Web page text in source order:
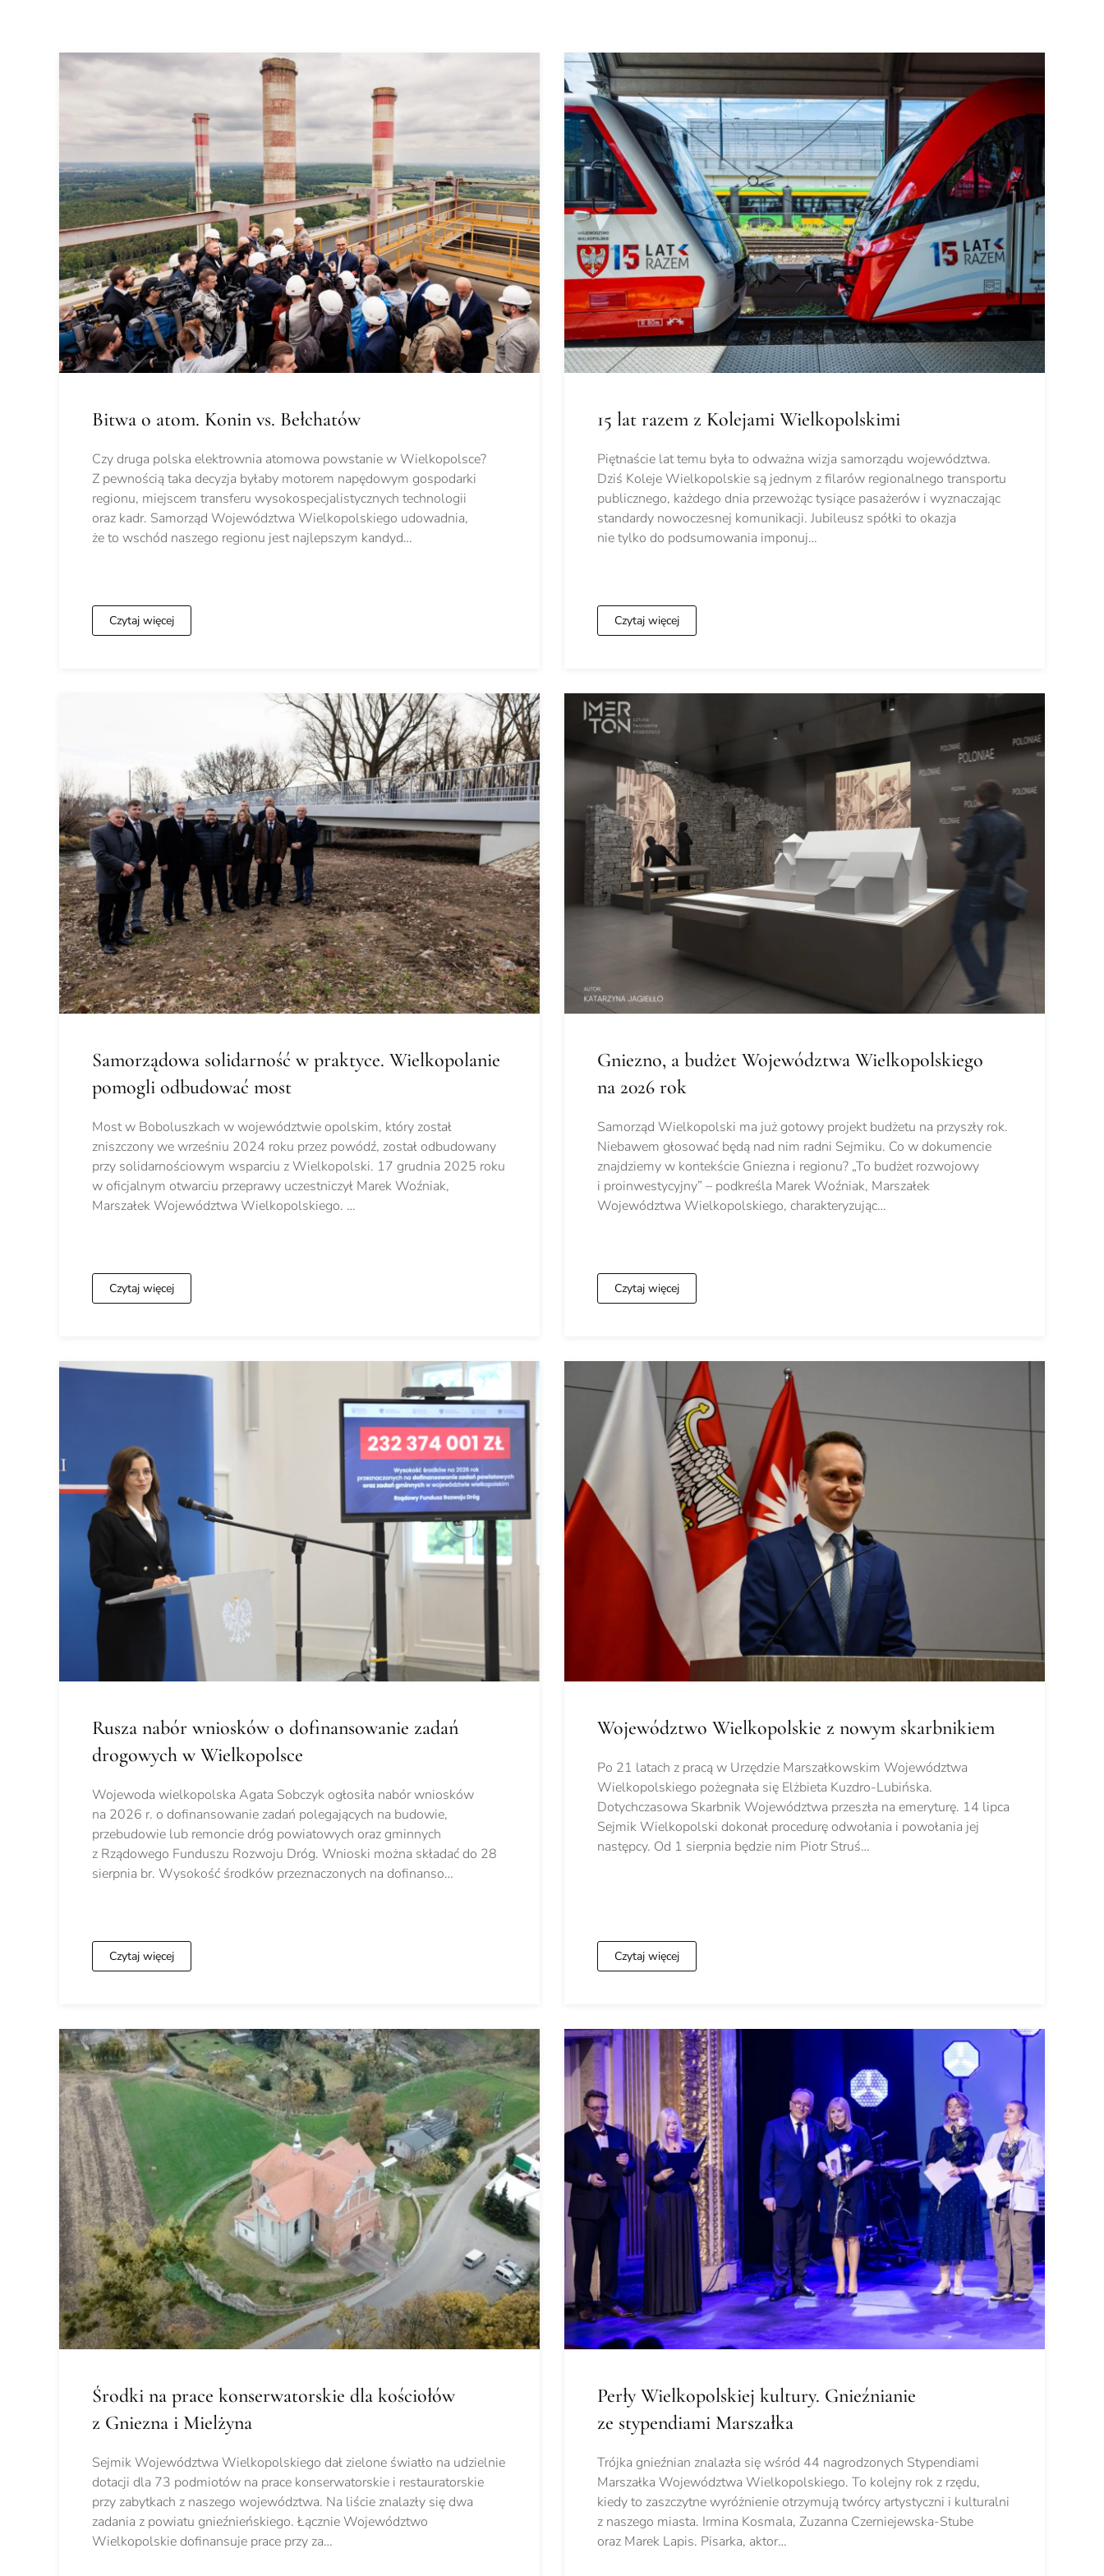
Bitwa o atom. Konin vs. Bełchatów
Czy druga polska elektrownia atomowa powstanie w Wielkopolsce?
Z pewnością taka decyzja byłaby motorem napędowym gospodarki
regionu, miejscem transferu wysokospecjalistycznych technologii
oraz kadr. Samorząd Województwa Wielkopolskiego udowadnia,
że to wschód naszego regionu jest najlepszym kandyd…
Czytaj więcej
15 lat razem z Kolejami Wielkopolskimi
Piętnaście lat temu była to odważna wizja samorządu województwa.
Dziś Koleje Wielkopolskie są jednym z filarów regionalnego transportu
publicznego, każdego dnia przewożąc tysiące pasażerów i wyznaczając
standardy nowoczesnej komunikacji. Jubileusz spółki to okazja
nie tylko do podsumowania imponuj…
Czytaj więcej
Samorządowa solidarność w praktyce. Wielkopolanie
pomogli odbudować most
Most w Boboluszkach w województwie opolskim, który został
zniszczony we wrześniu 2024 roku przez powódź, został odbudowany
przy solidarnościowym wsparciu z Wielkopolski. 17 grudnia 2025 roku
w oficjalnym otwarciu przeprawy uczestniczył Marek Woźniak,
Marszałek Województwa Wielkopolskiego. …
Czytaj więcej
Gniezno, a budżet Województwa Wielkopolskiego
na 2026 rok
Samorząd Wielkopolski ma już gotowy projekt budżetu na przyszły rok.
Niebawem głosować będą nad nim radni Sejmiku. Co w dokumencie
znajdziemy w kontekście Gniezna i regionu? „To budżet rozwojowy
i proinwestycyjny” – podkreśla Marek Woźniak, Marszałek
Województwa Wielkopolskiego, charakteryzując…
Czytaj więcej
Rusza nabór wniosków o dofinansowanie zadań
drogowych w Wielkopolsce
Wojewoda wielkopolska Agata Sobczyk ogłosiła nabór wniosków
na 2026 r. o dofinansowanie zadań polegających na budowie,
przebudowie lub remoncie dróg powiatowych oraz gminnych
z Rządowego Funduszu Rozwoju Dróg. Wnioski można składać do 28
sierpnia br. Wysokość środków przeznaczonych na dofinanso…
Czytaj więcej
Województwo Wielkopolskie z nowym skarbnikiem
Po 21 latach z pracą w Urzędzie Marszałkowskim Województwa
Wielkopolskiego pożegnała się Elżbieta Kuzdro-Lubińska.
Dotychczasowa Skarbnik Województwa przeszła na emeryturę. 14 lipca
Sejmik Wielkopolski dokonał procedurę odwołania i powołania jej
następcy. Od 1 sierpnia będzie nim Piotr Struś…
Czytaj więcej
Środki na prace konserwatorskie dla kościołów
z Gniezna i Mielżyna
Sejmik Województwa Wielkopolskiego dał zielone światło na udzielnie
dotacji dla 73 podmiotów na prace konserwatorskie i restauratorskie
przy zabytkach z naszego województwa. Na liście znalazły się dwa
zadania z powiatu gnieźnieńskiego. Łącznie Województwo
Wielkopolskie dofinansuje prace przy za…
Perły Wielkopolskiej kultury. Gnieźnianie
ze stypendiami Marszałka
Trójka gnieźnian znalazła się wśród 44 nagrodzonych Stypendiami
Marszałka Województwa Wielkopolskiego. To kolejny rok z rzędu,
kiedy to zaszczytne wyróżnienie otrzymują twórcy artystyczni i kulturalni
z naszego miasta. Irmina Kosmala, Zuzanna Czerniejewska-Stube
oraz Marek Lapis. Pisarka, aktor…